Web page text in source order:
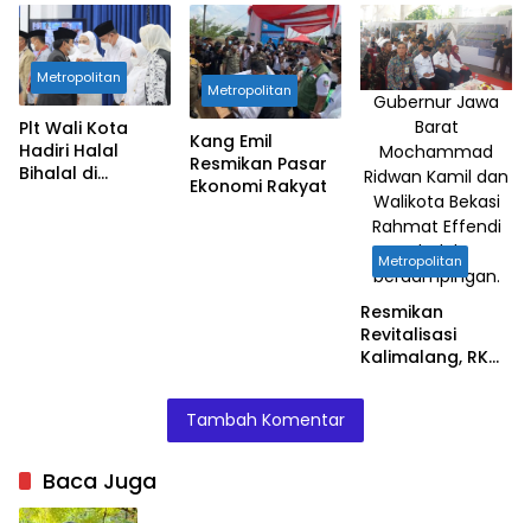
Ilegal
Lebaran Lancar
Metropolitan
Plt Wali Kota
Hadiri Halal
Bihalal di
Metropolitan
Kang Emil
Resmikan Pasar
Ekonomi Rakyat
Gubernur Jawa
Barat
Mochammad
Ridwan Kamil dan
Walikota Bekasi
Rahmat Effendi
duduk
berdampingan.
Metropolitan
Resmikan
Revitalisasi
Kalimalang, RK
Lempar Pujian
Tambah Komentar
Baca Juga